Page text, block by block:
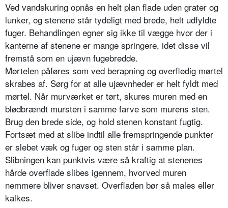
Ved vandskuring opnås en helt plan flade uden grater og
lunker, og stenene står tydeligt med brede, helt udfyldte
fuger. Behandlingen egner sig ikke til vægge hvor der i
kanterne af stenene er mange springere, idet disse vil
fremstå som en ujævn fugebredde.
Mørtelen påføres som ved berapning og overflødig mørtel
skrabes af. Sørg for at alle ujævnheder er helt fyldt med
mørtel. Når murværket er tørt, skures muren med en
blødbrændt mursten i samme farve som murens sten.
Brug den brede side, og hold stenen konstant fugtig.
Fortsæt med at slibe indtil alle fremspringende punkter
er slebet væk og fuger og sten står i samme plan.
Slibningen kan punktvis være så kraftig at stenenes
hårde overflade slibes igennem, hvorved muren
nemmere bliver snavset. Overfladen bør så males eller
kalkes.